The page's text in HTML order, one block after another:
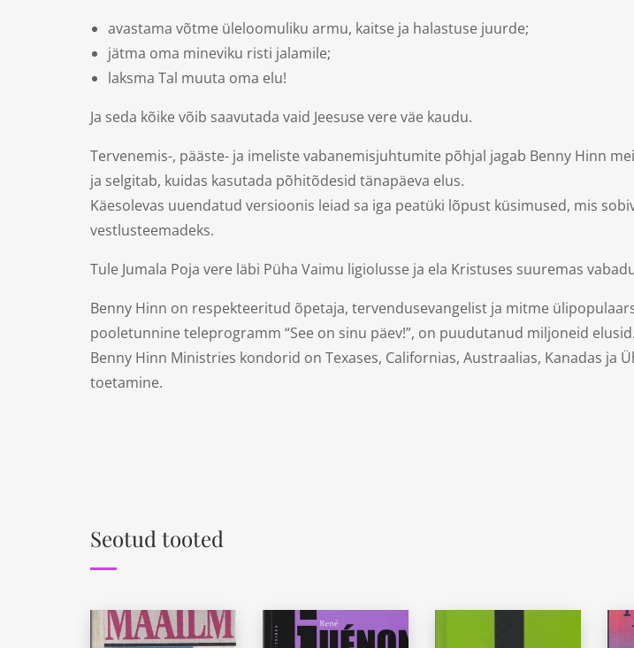
avastama võtme üleloomuliku armu, kaitse ja halastuse juurde;
jätma oma mineviku risti jalamile;
laksma Tal muuta oma elu!
Ja seda kõike võib saavutada vaid Jeesuse vere väe kaudu.
Tervenemis-, pääste- ja imeliste vabanemisjuhtumite põhjal jagab Benny Hinn
ja selgitab, kuidas kasutada põhitõdesid tänapäeva elus.
Käesolevas uuendatud versioonis leiad sa iga peatüki lõpust küsimused, mis
vestlusteemadeks.
Tule Jumala Poja vere läbi Püha Vaimu ligiolusse ja ela Kristuses suuremas
Benny Hinn on respekteeritud õpetaja, tervendusevangelist ja mitme
pooletunnine teleprogramm “See on sinu päev!”, on puudutanud miljoneid
Benny Hinn Ministries kondorid on Texases, Californias, Austraalias, Kanadas
toetamine.
Seotud tooted